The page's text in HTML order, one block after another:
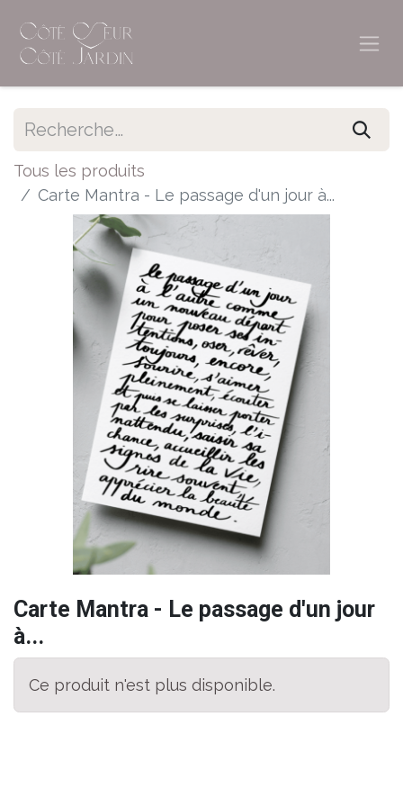
Tous les produits
Carte Mantra - Le passage d'un jour à...
Carte Mantra - Le passage d'un jour
à...
Ce produit n'est plus disponible.